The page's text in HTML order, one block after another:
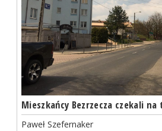
Mieszkańcy Bezrzecza czekali
Paweł Szefernaker